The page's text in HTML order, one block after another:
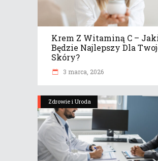
Krem Z Witaminą C –
Będzie Najlepszy Dla
Skóry?
3 marca, 2026
Zdrowie i Uroda